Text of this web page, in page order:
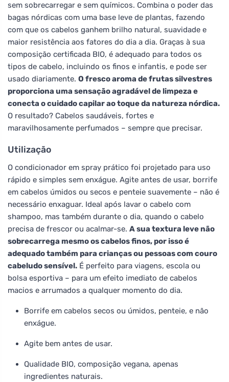
sem sobrecarregar e sem químicos. Combina o poder das
bagas nórdicas com uma base leve de plantas, fazendo
com que os cabelos ganhem brilho natural, suavidade e
maior resistência aos fatores do dia a dia. Graças à sua
composição certificada BIO, é adequado para todos os
tipos de cabelo, incluindo os finos e infantis, e pode ser
usado diariamente. O fresco aroma de frutas silvestres
proporciona uma sensação agradável de limpeza e
conecta o cuidado capilar ao toque da natureza nórdica.
O resultado? Cabelos saudáveis, fortes e
maravilhosamente perfumados – sempre que precisar.
Utilização
O condicionador em spray prático foi projetado para uso
rápido e simples sem enxágue. Agite antes de usar, borrife
em cabelos úmidos ou secos e penteie suavemente – não é
necessário enxaguar. Ideal após lavar o cabelo com
shampoo, mas também durante o dia, quando o cabelo
precisa de frescor ou acalmar-se. A sua textura leve não
sobrecarrega mesmo os cabelos finos, por isso é
adequado também para crianças ou pessoas com couro
cabeludo sensível. É perfeito para viagens, escola ou
bolsa esportiva – para um efeito imediato de cabelos
macios e arrumados a qualquer momento do dia.
Borrife em cabelos secos ou úmidos, penteie, e não
enxágue.
Agite bem antes de usar.
Qualidade BIO, composição vegana, apenas
ingredientes naturais.